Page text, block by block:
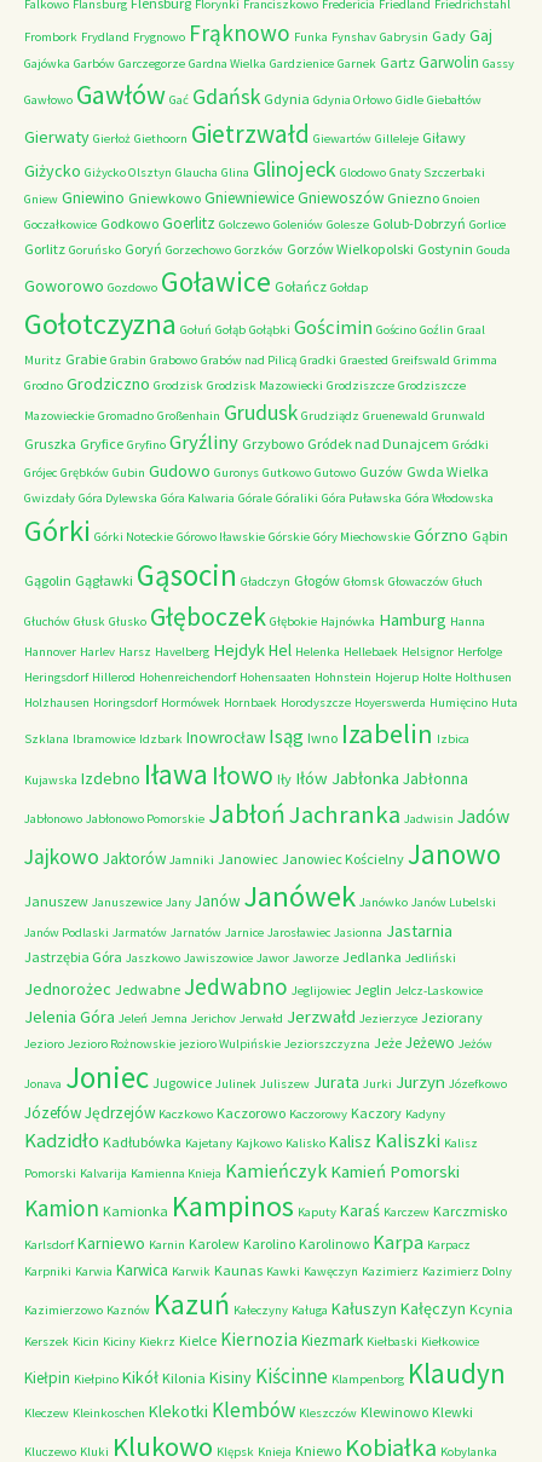
Falkowo Flansburg Florynki Franciszkowo Fredericia Friedland Friedrichstahl
Frombork Frydland Frygnowo Frąknowo Funka Fynshav Gabrysin Gady Gaj
Gajówka Garbów Garczegorze Gardna Wielka Gardzienice Garnek Gartz Garwolin Gassy
Gawłowo Gawłów Gać Gdańsk Gdynia Gdynia Orłowo Gidle Giebałtów
Gierwaty Gierłoż Giethoorn Gietrzwałd Giewartów Gilleleje Giławy
Giżycko Giżycko Olsztyn Glaucha Glina Glinojeck Glodowo Gnaty Szczerbaki
Gniew Gniewino Gniewkowo GniewniewiceGniewoszów Gniezno Gnoien
Goczałkowice Godkowo Goerlitz Golczewo Goleniów Golesze Golub-Dobrzyń Gorlice
Gorlitz Goruńsko Goryń Gorzechowo Gorzków Gorzów Wielkopolski Gostynin Gouda
Goworowo Gozdowo Goławice Gołańcz Gołdap
Gołotczyzna Gołuń Gołąb Gołąbki Gościmin Gościno Goźlin Graal
Muritz Grabie Grabin Grabowo Grabów nad Pilicą Gradki Graested Greifswald Grimma
Grodno Grodziczno Grodzisk Grodzisk Mazowiecki Grodziszcze Grodziszcze
Mazowieckie Gromadno Großenhain Grudusk Grudziądz Gruenewald Grunwald
Gruszka Gryfice Gryfino Gryźliny Grzybowo Gródek nad Dunajcem Gródki
Grójec Grębków Gubin Gudowo Guronys Gutkowo Gutowo Guzów Gwda Wielka
Gwizdały Góra Dylewska Góra Kalwaria Górale Góraliki Góra Puławska Góra Włodowska
Górki Górki Noteckie Górowo Iławskie Górskie Góry Miechowskie Górzno Gąbin
Gągolin Gągławki Gąsocin Gładczyn Głogów Głomsk Głowaczów Głuch
Głuchów Głusk Głusko Głęboczek Głębokie Hajnówka Hamburg Hanna
Hannover Harlev Harsz Havelberg HejdykHel Helenka Hellebaek Helsignor Herfolge
Heringsdorf Hillerod Hohenreichendorf Hohensaaten Hohnstein Hojerup Holte Holthusen
Holzhausen Horingsdorf Hormówek Hornbaek Horodyszcze Hoyerswerda Humięcino Huta
Szklana Ibramowice Idzbark Inowrocław Isąg Iwno Izabelin Izbica
Kujawska Izdebno Iława Iłowo Iły Iłów Jabłonka Jabłonna
Jabłonowo Jabłonowo Pomorskie JabłońJachranka Jadwisin Jadów
Jajkowo Jaktorów Jamniki Janowiec Janowiec Kościelny Janowo
Januszew Januszewice Jany Janów Janówek Janówko Janów Lubelski
Janów Podlaski Jarmatów Jarnatów Jarnice Jarosławiec Jasionna Jastarnia
Jastrzębia Góra Jaszkowo Jawiszowice Jawor Jaworze Jedlanka Jedliński
Jednorożec Jedwabne Jedwabno Jeglijowiec Jeglin Jelcz-Laskowice
Jelenia Góra Jeleń Jemna Jerichov Jerwałd Jerzwałd Jezierzyce Jeziorany
Jezioro Jezioro Rożnowskie jezioro Wulpińskie Jeziorszczyzna Jeże Jeżewo Jeżów
Jonava Joniec Jugowice Julinek Juliszew Jurata Jurki Jurzyn Józefkowo
JózefówJędrzejów Kaczkowo Kaczorowo Kaczorowy Kaczory Kadyny
Kadzidło Kadłubówka Kajetany Kajkowo Kalisko Kalisz Kaliszki Kalisz
Pomorski Kalvarija Kamienna Knieja Kamieńczyk Kamień Pomorski
Kamion Kamionka Kampinos Kaputy Karaś Karczew Karczmisko
Karlsdorf Karniewo Karnin Karolew Karolino Karolinowo Karpa Karpacz
Karpniki Karwia Karwica Karwik Kaunas Kawki Kawęczyn Kazimierz Kazimierz Dolny
Kazimierzowo Kaznów Kazuń Kałeczyny Kaługa Kałuszyn Kałęczyn Kcynia
Kerszek Kicin Kiciny Kiekrz Kielce Kiernozia Kiezmark Kiełbaski Kiełkowice
Kiełpin Kiełpino Kikół Kilonia Kisiny Kiścinne Klampenborg Klaudyn
Kleczew Kleinkoschen Klekotki Klembów Kleszczów Klewinowo Klewki
Kluczewo Kluki Klukowo Klępsk Knieja Kniewo Kobiałka Kobylanka